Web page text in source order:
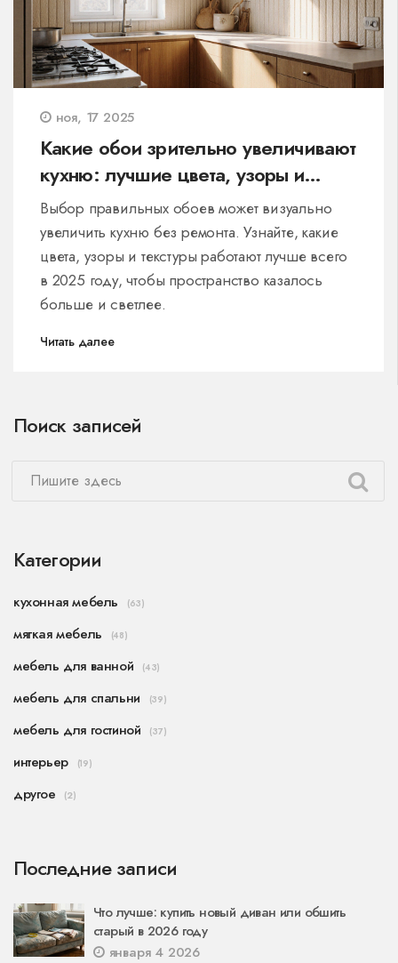
ноя, 17 2025
Какие обои зрительно увеличивают
кухню: лучшие цвета, узоры и
текстуры
Выбор правильных обоев может визуально
увеличить кухню без ремонта. Узнайте, какие
цвета, узоры и текстуры работают лучше всего
в 2025 году, чтобы пространство казалось
больше и светлее.
Читать далее
Поиск записей
Категории
кухонная мебель (63)
мягкая мебель (48)
мебель для ванной (43)
мебель для спальни (39)
мебель для гостиной (37)
интерьер (19)
другое (2)
Последние записи
Что лучше: купить новый диван или обшить
старый в 2026 году
января 4 2026